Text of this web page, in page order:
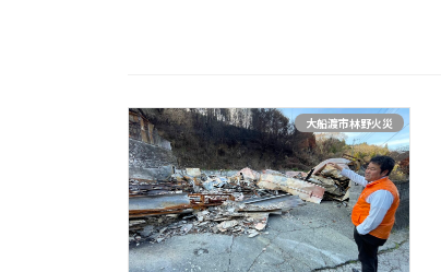
大船渡市林野火災